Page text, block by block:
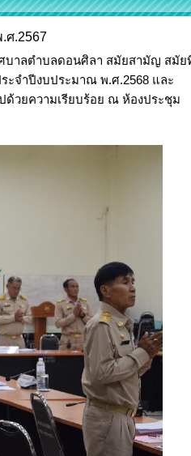
ศ.2567
บาลตำบลดอนศิลา สมัยสามัญ สมัย
ะจำปีงบประมาณ พ.ศ.2568 และ
ด้วยความเรียบร้อย ณ ห้องประชุม